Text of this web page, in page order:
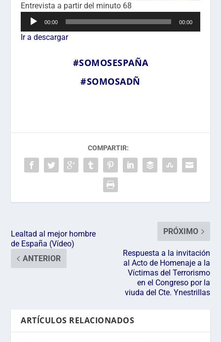
Entrevista a partir del minuto 68
Reproductor
audio
00:00 00:00
Ir a descargar
#SOMOSESPAÑA
#SOMOSADÑ
COMPARTIR:
Lealtad al mejor hombre
de España (Vídeo)
ANTERIOR
PRÓXIMO
Respuesta a la invitación
al Acto de Homenaje a la
Víctimas del Terrorismo
en el Congreso por la
viuda del Cte. Ynestrillas
ARTÍCULOS RELACIONADOS